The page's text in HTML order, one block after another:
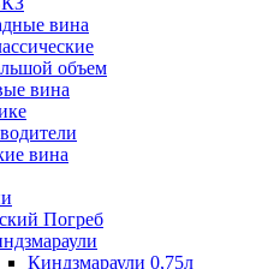
вина
объем
вина
вина
Погреб
Киндзмараули 0,75л